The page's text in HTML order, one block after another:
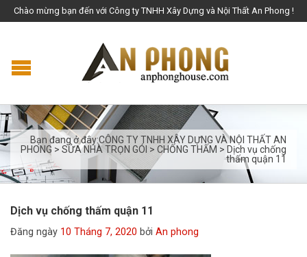
Chào mừng bạn đến với Công ty TNHH Xây Dựng và Nội Thất An Phong !
Bạn đang ở đây:CÔNG TY TNHH XÂY DỰNG VÀ NỘI THẤT AN
PHONG > SỬA NHÀ TRỌN GÓI > CHỐNG THẤM > Dịch vụ chống
thấm quận 11
Dịch vụ chống thấm quận 11
Đăng ngày 10 Tháng 7, 2020 bởi An phong